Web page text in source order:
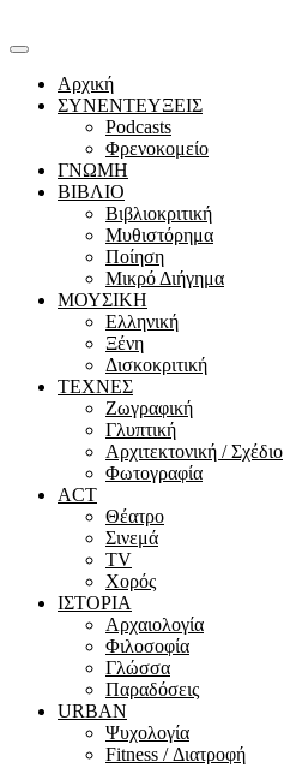
Αρχική
ΣΥΝΕΝΤΕΥΞΕΙΣ
Podcasts
Φρενοκομείο
ΓΝΩΜΗ
ΒΙΒΛΙΟ
Βιβλιοκριτική
Μυθιστόρημα
Ποίηση
Μικρό Διήγημα
ΜΟΥΣΙΚΗ
Ελληνική
Ξένη
Δισκοκριτική
ΤΕΧΝΕΣ
Ζωγραφική
Γλυπτική
Αρχιτεκτονική / Σχέδιο
Φωτογραφία
ACT
Θέατρο
Σινεμά
ΤV
Χορός
ΙΣΤΟΡΙΑ
Αρχαιολογία
Φιλοσοφία
Γλώσσα
Παραδόσεις
URBAN
Ψυχολογία
Fitness / Διατροφή